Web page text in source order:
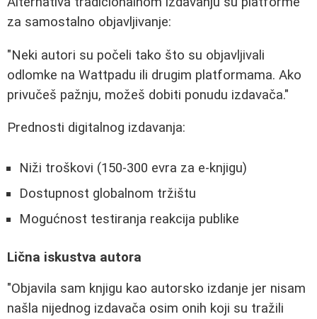
za samostalno objavljivanje:
"Neki autori su počeli tako što su objavljivali
odlomke na Wattpadu ili drugim platformama. Ako
privučeš pažnju, možeš dobiti ponudu izdavača."
Prednosti digitalnog izdavanja:
Niži troškovi (150-300 evra za e-knjigu)
Dostupnost globalnom tržištu
Mogućnost testiranja reakcija publike
Lična iskustva autora
"Objavila sam knjigu kao autorsko izdanje jer nisam
našla nijednog izdavača osim onih koji su tražili